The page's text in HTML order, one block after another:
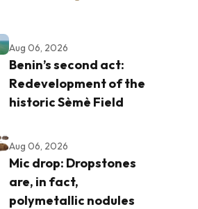
Aug 06, 2026
Benin’s second act:
Redevelopment of the
historic Sèmè Field
Aug 06, 2026
Mic drop: Dropstones
are, in fact,
polymetallic nodules